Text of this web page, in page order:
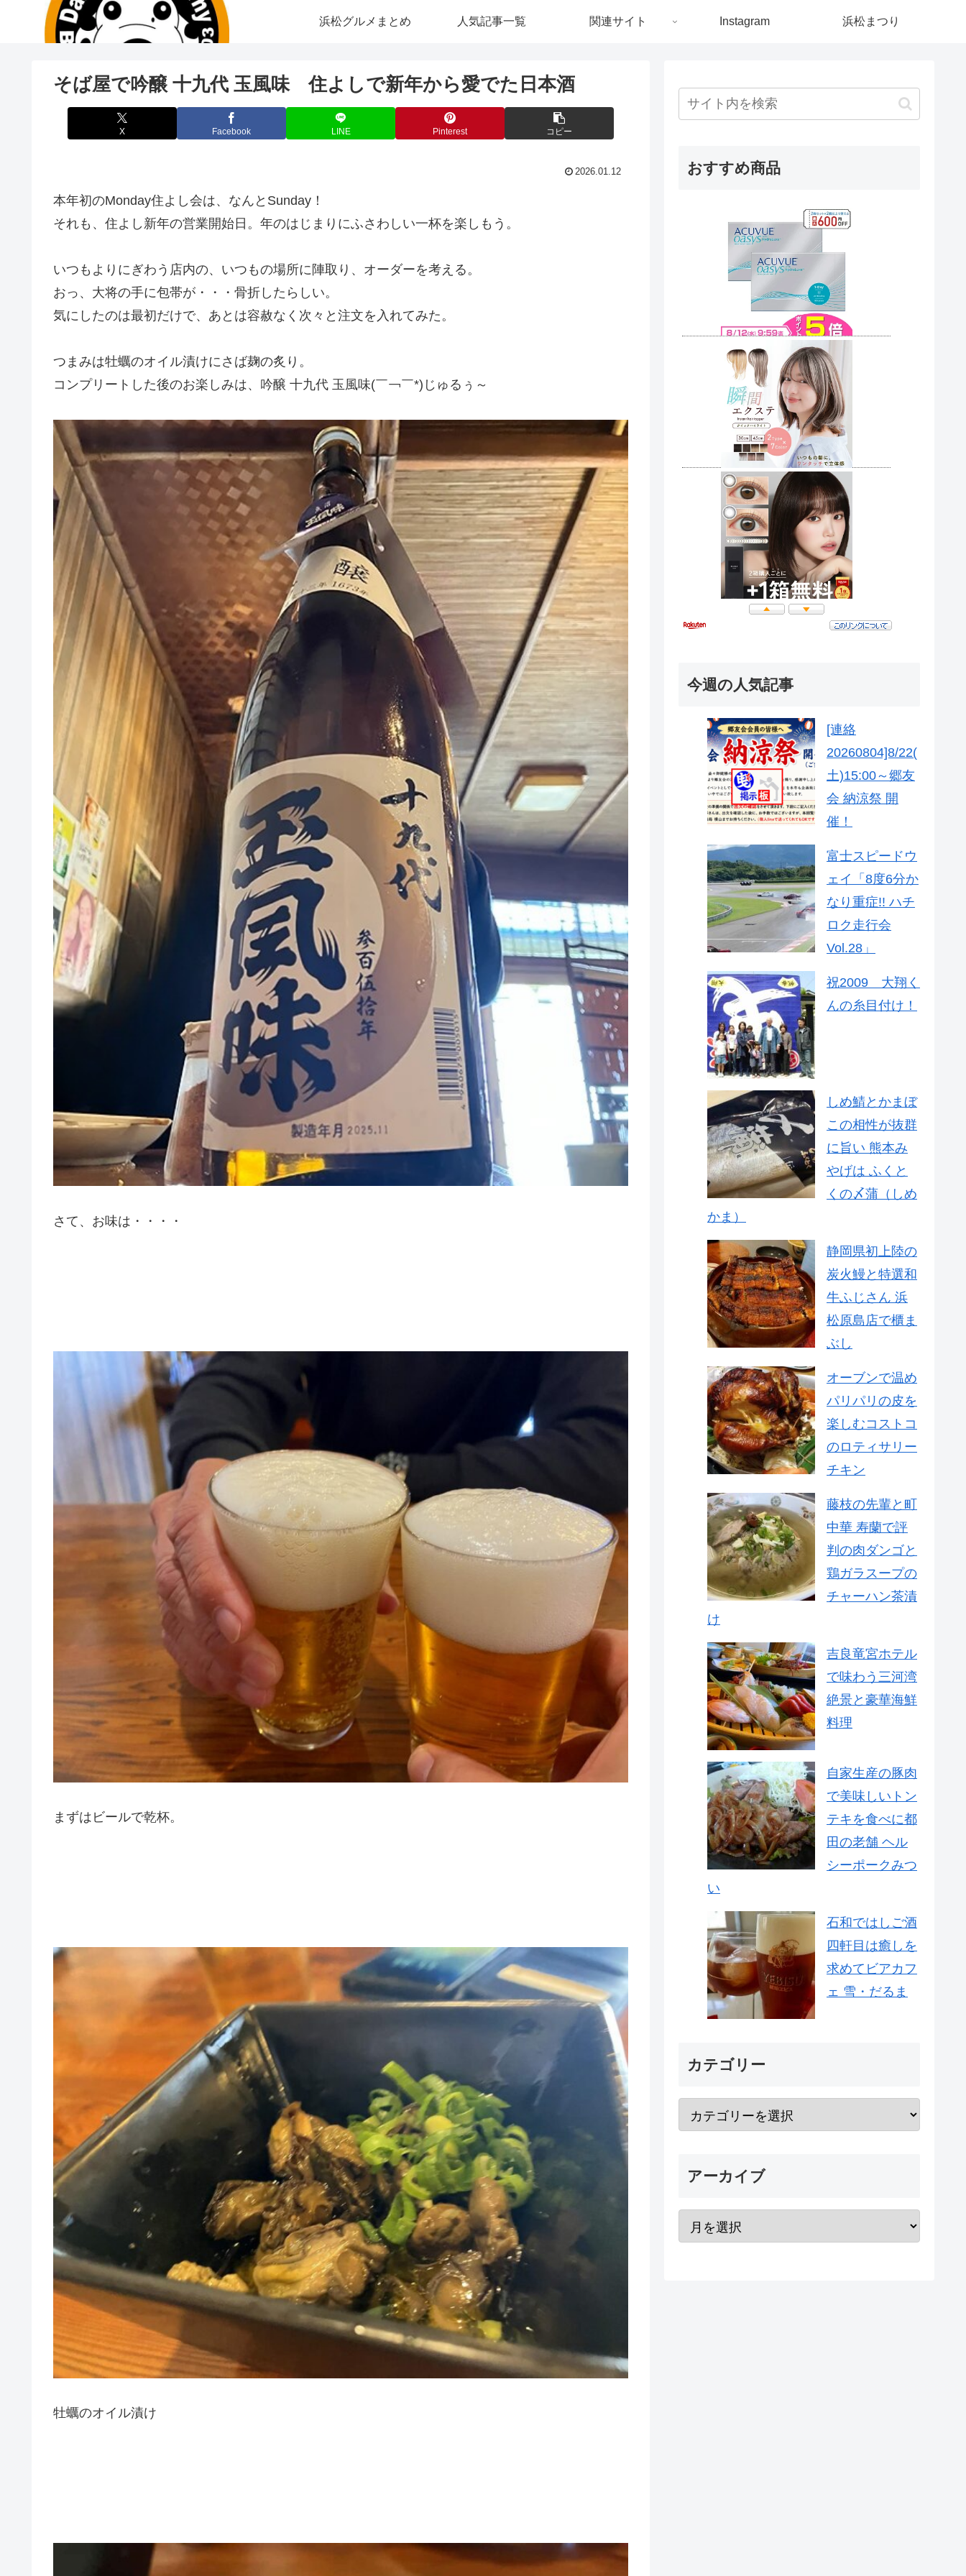
浜松グルメまとめ 人気記事一覧 関連サイト Instagram 浜松まつり
そば屋で吟醸 十九代 玉風味 住よしで新年から愛でた日本酒
X Facebook LINE Pinterest コピー
2026.01.12
本年初のMonday住よし会は、なんとSunday！
それも、住よし新年の営業開始日。年のはじまりにふさわしい一杯を楽しもう。
いつもよりにぎわう店内の、いつもの場所に陣取り、オーダーを考える。
おっ、大将の手に包帯が・・・骨折したらしい。
気にしたのは最初だけで、あとは容赦なく次々と注文を入れてみた。
つまみは牡蠣のオイル漬けにさば麹の炙り。
コンプリートした後のお楽しみは、吟醸 十九代 玉風味(￣￢￣*)じゅるぅ～
さて、お味は・・・・
まずはビールで乾杯。
牡蠣のオイル漬け
おすすめ商品
今週の人気記事
[連絡
20260804]8/22(
土)15:00～郷友
会 納涼祭 開
催！
富士スピードウ
ェイ「8度6分か
なり重症!! ハチ
ロク走行会
Vol.28」
祝2009 大翔く
んの糸目付け！
しめ鯖とかまぼ
この相性が抜群
に旨い 熊本み
やげは ふくと
くの〆蒲（しめ
かま）
静岡県初上陸の
炭火鰻と特選和
牛ふじさん 浜
松原島店で櫃ま
ぶし
オーブンで温め
パリパリの皮を
楽しむコストコ
のロティサリー
チキン
藤枝の先輩と町
中華 寿蘭で評
判の肉ダンゴと
鶏ガラスープの
チャーハン茶漬
け
吉良竜宮ホテル
で味わう三河湾
絶景と豪華海鮮
料理
自家生産の豚肉
で美味しいトン
テキを食べに都
田の老舗 ヘル
シーポークみつ
い
石和ではしご酒
四軒目は癒しを
求めてビアカフ
ェ 雪・だるま
カテゴリー
アーカイブ